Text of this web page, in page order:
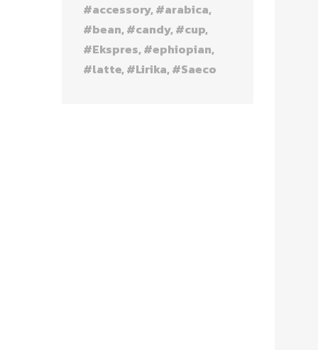
accessory
arabica
bean
candy
cup
Ekspres
ephiopian
latte
Lirika Saeco